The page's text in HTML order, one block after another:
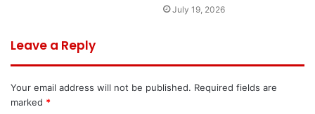
July 19, 2026
Leave a Reply
Your email address will not be published. Required fields are
marked *